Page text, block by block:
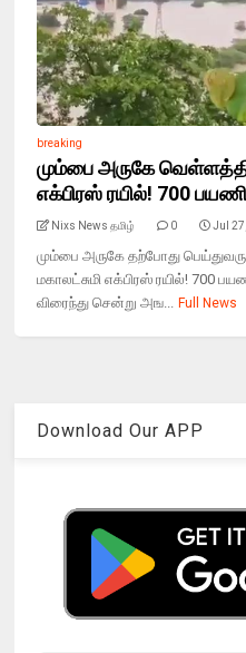
breaking
மும்பை அருகே
எக்பிரஸ் ரயில்! 700
Nixs News தமிழ் 0 Jul
மும்பை அருகே தற்போது
மகாலட்சுமி எக்பிரஸ் ரயில்! 700
விரைந்து சென்று அங... Full News
Download Our APP